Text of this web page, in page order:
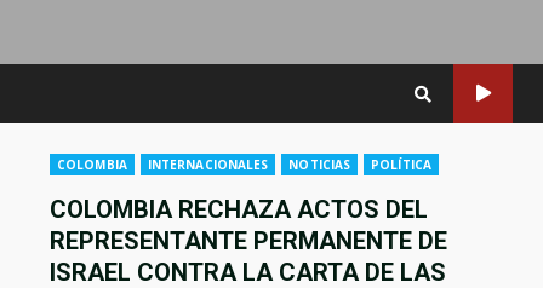
COLOMBIA INTERNACIONALES NOTICIAS POLÍTICA
COLOMBIA RECHAZA ACTOS DEL
REPRESENTANTE PERMANENTE DE
ISRAEL CONTRA LA CARTA DE LAS